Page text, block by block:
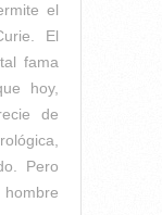
el
El
fama
hoy,
de
Pero